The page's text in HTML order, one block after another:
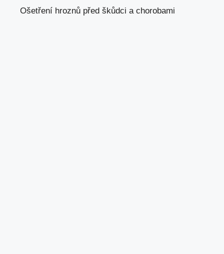
Ošetření hroznů před škůdci a chorobami